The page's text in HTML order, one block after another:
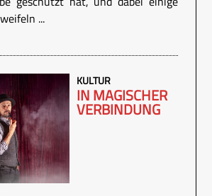
...
KULTUR
IN MAGISCHER
VERBINDUNG